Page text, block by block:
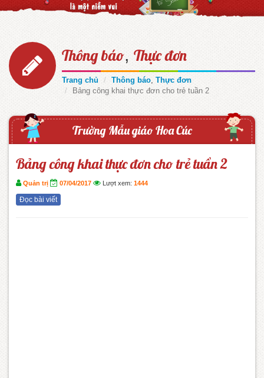
Thông báo, Thực đơn
Trang chủ Thông báo, Thực đơn
Bảng công khai thực đơn cho trẻ tuần 2
Trường Mẫu giáo Hoa Cúc
Bảng công khai thực đơn cho trẻ tuần 2
Quản trị 07/04/2017 Lượt xem: 1444
Đọc bài viết